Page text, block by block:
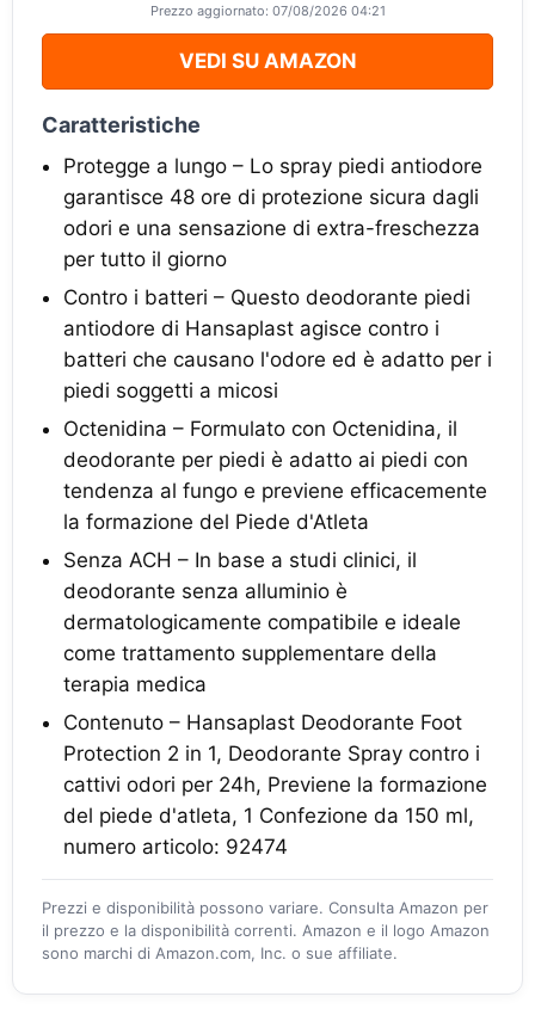
Prezzo aggiornato: 07/08/2026 04:21
VEDI SU AMAZON
Caratteristiche
Protegge a lungo – Lo spray piedi antiodore
garantisce 48 ore di protezione sicura dagli
odori e una sensazione di extra-freschezza
per tutto il giorno
Contro i batteri – Questo deodorante piedi
antiodore di Hansaplast agisce contro i
batteri che causano l'odore ed è adatto per i
piedi soggetti a micosi
Octenidina – Formulato con Octenidina, il
deodorante per piedi è adatto ai piedi con
tendenza al fungo e previene efficacemente
la formazione del Piede d'Atleta
Senza ACH – In base a studi clinici, il
deodorante senza alluminio è
dermatologicamente compatibile e ideale
come trattamento supplementare della
terapia medica
Contenuto – Hansaplast Deodorante Foot
Protection 2 in 1, Deodorante Spray contro i
cattivi odori per 24h, Previene la formazione
del piede d'atleta, 1 Confezione da 150 ml,
numero articolo: 92474
Prezzi e disponibilità possono variare. Consulta Amazon per
il prezzo e la disponibilità correnti. Amazon e il logo Amazon
sono marchi di Amazon.com, Inc. o sue affiliate.